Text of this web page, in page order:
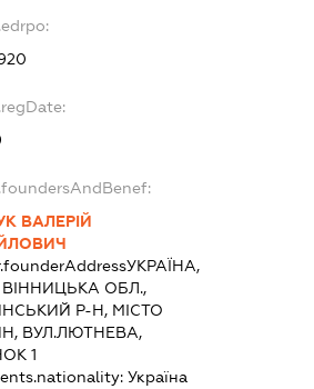
ВАЛЕРІЙ
УКРАЇНА,
ВІННИЦЬКА ОБЛ.,
Р-Н, МІСТО
ВУЛ.ЛЮТНЕВА,
1
Україна